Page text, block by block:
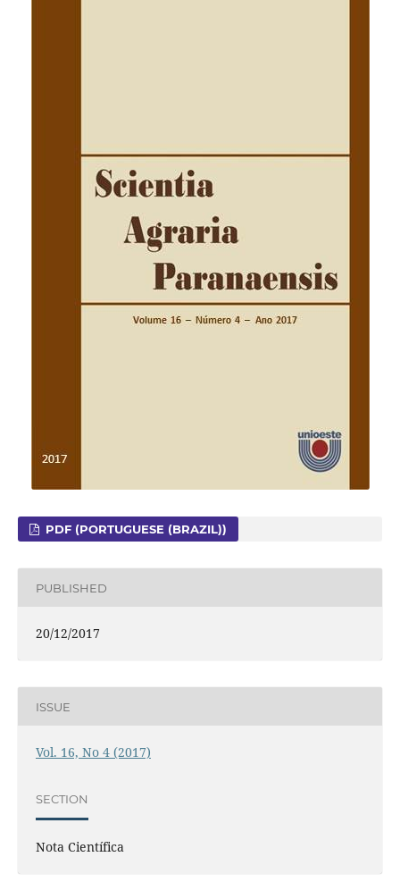
PDF (PORTUGUESE (BRAZIL))
PUBLISHED
20/12/2017
ISSUE
Vol. 16, No 4 (2017)
SECTION
Nota Científica